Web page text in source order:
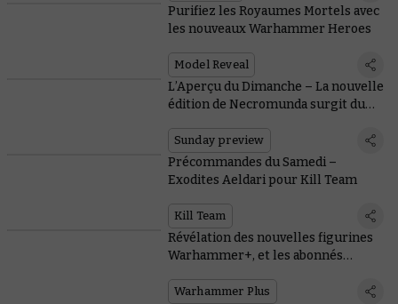
Purifiez les Royaumes Mortels avec
les nouveaux Warhammer Heroes
Model Reveal
L’Aperçu du Dimanche – La nouvelle
édition de Necromunda surgit du
Sunday preview
Précommandes du Samedi –
Exodites Aeldari pour Kill Team
Kill Team
Révélation des nouvelles figurines
Warhammer+, et les abonnés
Warhammer Plus